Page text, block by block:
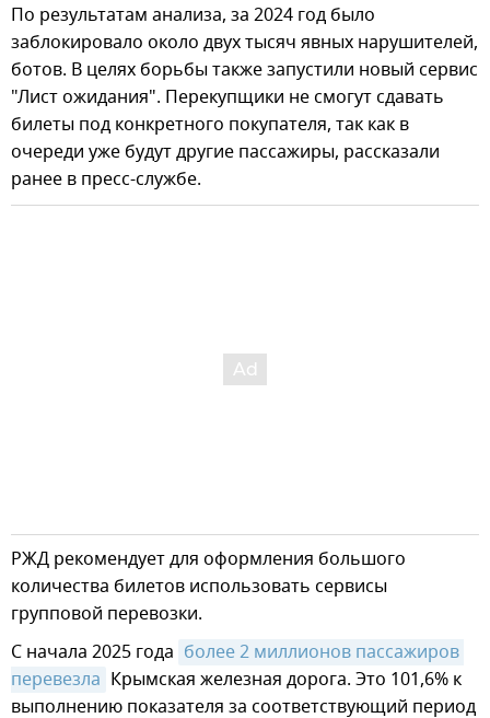
По результатам анализа, за 2024 год было
заблокировало около двух тысяч явных нарушителей,
ботов. В целях борьбы также запустили новый сервис
"Лист ожидания". Перекупщики не смогут сдавать
билеты под конкретного покупателя, так как в
очереди уже будут другие пассажиры, рассказали
ранее в пресс-службе.
РЖД рекомендует для оформления большого
количества билетов использовать сервисы
групповой перевозки.
С начала 2025 года более 2 миллионов пассажиров
перевезла Крымская железная дорога. Это 101,6% к
выполнению показателя за соответствующий период